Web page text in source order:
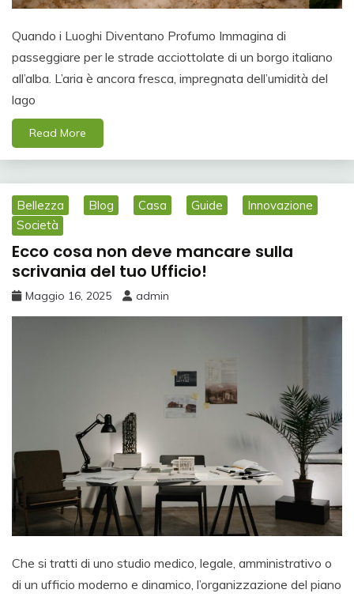
Quando i Luoghi Diventano Profumo Immagina di
passeggiare per le strade acciottolate di un borgo italiano
all’alba. L’aria è ancora fresca, impregnata dell’umidità del
lago
Read More
Bellezza Blog Casa Guide
Innovazione
Società
Ecco cosa non deve mancare sulla
scrivania del tuo Ufficio!
Maggio 16, 2025 admin
Che si tratti di uno studio medico, legale, amministrativo o
di un ufficio moderno e dinamico, l’organizzazione del piano